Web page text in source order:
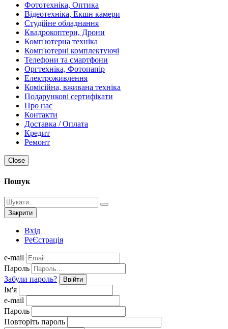
Фототехніка, Оптика
Відеотехніка, Екшн камери
Студійне обладнання
Квадрокоптери, Дрони
Комп'ютерна техніка
Комп'ютерні комплектуючі
Телефони та смартфони
Оргтехніка, Фотопапір
Електроживлення
Комісійна, вживана техніка
Подарункові сертифікати
Про нас
Контакти
Доставка / Оплата
Кредит
Ремонт
Close
Пошук
Закрити
Вхід
РеЄстрація
e-mail
Пароль
Забули пароль?
Ввійти
Ім'я
e-mail
Пароль
Повторіть пароль